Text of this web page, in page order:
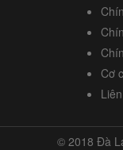
Cơ
© 2018 Đà